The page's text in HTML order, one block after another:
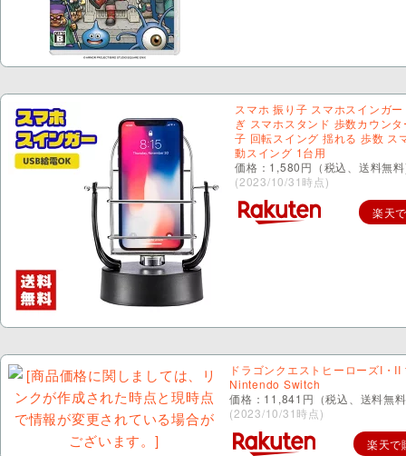
スマホ 振り子 スマホスインガ
ぎ スマホスタンド 歩数カウン
子 回転スイング 揺れる 歩数 ス
動スイング 1台用
価格：1,580円（税込、送料無
(2023/10/31時点)
楽天
ドラゴンクエストヒーローズI・II
Nintendo Switch
価格：11,841円（税込、送料無
(2023/10/31時点)
楽天で